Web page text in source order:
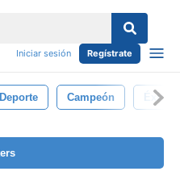
Iniciar sesión Regístrate
Deporte Campeón Éxito